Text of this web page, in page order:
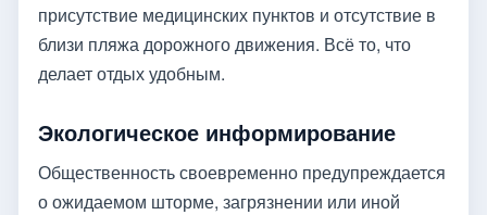
присутствие медицинских пунктов и отсутствие в
близи пляжа дорожного движения. Всё то, что
делает отдых удобным.
Экологическое информирование
Общественность своевременно предупреждается
о ожидаемом шторме, загрязнении или иной